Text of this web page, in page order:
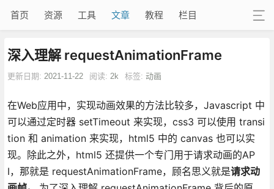
首页 资源 工具 文章 教程 栏目
深入理解 requestAnimationFrame
更新日期: 2021-11-22 阅读: 2k 标签: 动画
在Web应用中，实现动画效果的方法比较多，Javascript 中
可以通过定时器 setTimeout 来实现，css3 可以使用 transi
tion 和 animation 来实现，html5 中的 canvas 也可以实
现。除此之外，html5 还提供一个专门用于请求动画的AP
I，那就是 requestAnimationFrame，顾名思义就是请求动